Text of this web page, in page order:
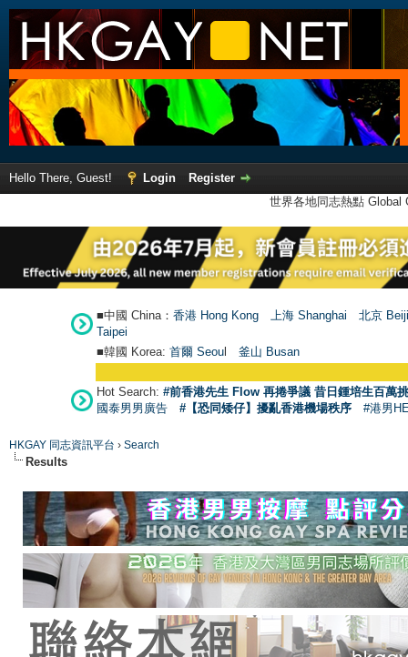
Hello There, Guest! Login
Register
世界各地同志熱點
■中國 China： 香港 Hong Kong 上海 Shanghai
北京
Taipei
■韓國 Korea: 首爾 Seoul 釜山 Busan
Hot Search: #前香港先生 Flow 再捲爭議 昔日鍾培生百萬
國泰男男廣告
#【恐同矮仔】擾亂香港機場秩序 #港男
HKGAY 同志資訊平台 › Search
Results